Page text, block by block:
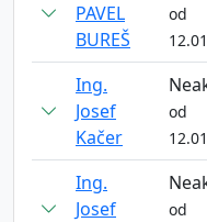
PAVEL
BUREŠ
od
Ing.
Josef
Kačer
od
Ing.
Josef
od